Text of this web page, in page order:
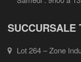
SUCCURSALE
Lot 264 – Zone